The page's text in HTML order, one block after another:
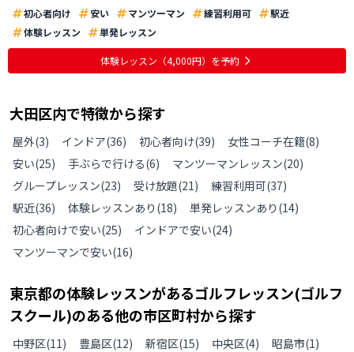
初心者向け
安い マンツーマン 練習利用可
駅近
体験レッスン
単発レッスン
体験レッスン （4,000円） を予約
大田区内で特徴から探す
屋外(3) インドア(36) 初心者向け(39) 女性コーチ在籍(8)
安い(25) 手ぶらで行ける(6) マンツーマンレッスン(20)
グループレッスン(23) 受け放題(21) 練習利用可(37)
駅近(36) 体験レッスンあり (18) 単発レッスンあり (14)
初心者向けで安い(25) インドアで安い(24)
マンツーマンで安い(16)
東京都の体験レッスンがあるゴルフレッスン(ゴルフ
スクール)のある他の市区町村から探す
中野区(11) 豊島区(12) 新宿区(15) 中央区(4) 昭島市(1)